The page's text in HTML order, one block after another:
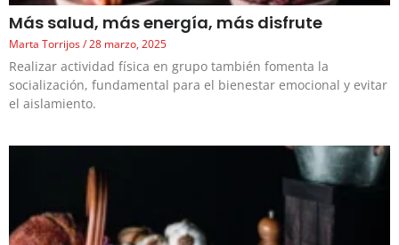
Más salud, más energía, más disfrute
Marta Torrijos 28 marzo, 2025
Realizar actividad física en grupo también fomenta la
socialización, fundamental para el bienestar emocional y evitar
el aislamiento.